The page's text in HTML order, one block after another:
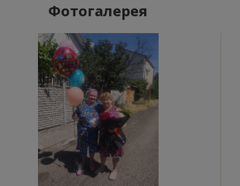
Фотогалерея